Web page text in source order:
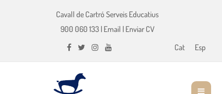
Cavall de Cartró Serveis Educatius
900 060 133| Email | Enviar CV
Cat
Esp